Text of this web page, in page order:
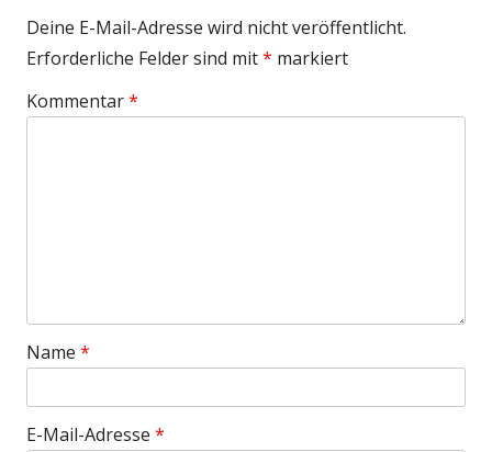
r
Deine E-Mail-Adresse wird nicht veröffentlicht.
Erforderliche Felder sind mit* markiert
Kommentar*
Name *
E-Mail-Adresse *